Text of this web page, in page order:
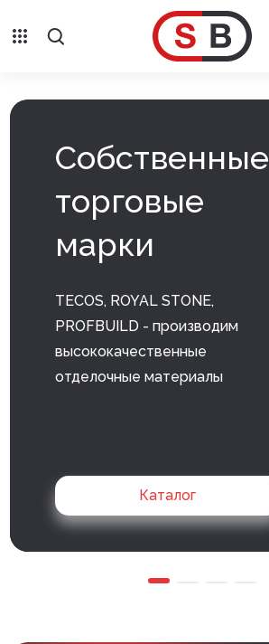
Внешняя отделка
Сайдинг с фурнитурой
Система крепления фасадов
Водосточные системы
Отливы
Террасная доска
Вагонка ПВХ
Вагонка потолочная
Панели ПВХ
Собственные
торговые
марки
TECOS, ROYAL STONE,
PROFBUILD - производим
высококачественные
отделочные материалы
Каталог